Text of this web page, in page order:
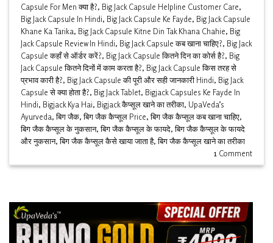
Capsule For Men क्या है?, Big Jack Capsule Helpline Customer Care,
Big Jack Capsule In Hindi, Big Jack Capsule Ke Fayde, Big Jack Capsule
Khane Ka Tarika, Big Jack Capsule Kitne Din Tak Khana Chahie, Big
Jack Capsule Review In Hindi, Big Jack Capsule कब खाना चाहिए?, Big Jack
Capsule कहाँ से ऑर्डर करें?, Big Jack Capsule कितने दिन का कोर्स है?, Big
Jack Capsule कितने दिनों में काम करता है?, Big Jack Capsule किस तरह से
प्रभाव कारी है?, Big Jack Capsule की पूरी और सही जानकारी Hindi, Big Jack
Capsule से क्या होता है?, Big Jack Tablet, Bigjack Capsules Ke Fayde In
Hindi, Bigjack Kya Hai, Bigjack कैप्सूल खाने का तरीका, UpaVeda’s
Ayurveda,बिग जैक,बिग जैक कैप्सूल Price,बिग जैक कैप्सूल कब खाना चाहिए,
बिग जैक कैप्सूल के नुकसान,बिग जैक कैप्सूल के फायदे,बिग जैक कैप्सूल के फायदे
और नुकसान,बिग जैक कैप्सूल कैसे खाया जाता है,बिग जैक कैप्सूल खाने का तरीका
1 Comment